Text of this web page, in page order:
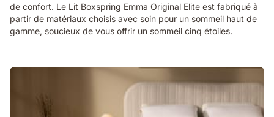
de confort. Le Lit Boxspring Emma Original Elite est fabriqué à
partir de matériaux choisis avec soin pour un sommeil haut de
gamme, soucieux de vous offrir un sommeil cinq étoiles.